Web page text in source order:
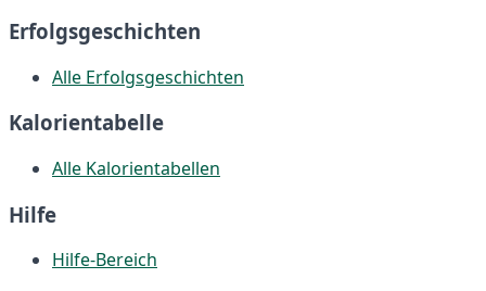
Erfolgsgeschichten
Alle Erfolgsgeschichten
Kalorientabelle
Alle Kalorientabellen
Hilfe
Hilfe-Bereich